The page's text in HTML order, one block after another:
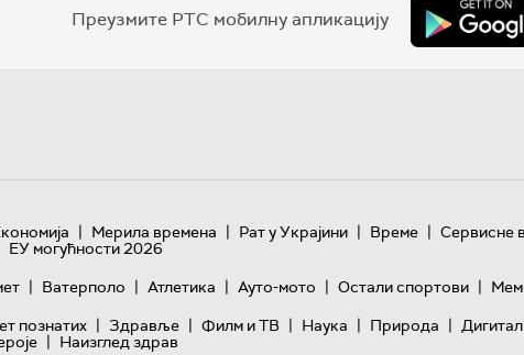
Преузмите РТС мобилну апликацију
| Мерила времена | Рат у Украјини | Време | Сервисне
ЕУ могућности 2026
| Ватерполо | Атлетика | Ауто-мото | Остали спортови |
познатих | Здравље | Филм и ТВ | Наука | Природа |
| Наизглед здрав